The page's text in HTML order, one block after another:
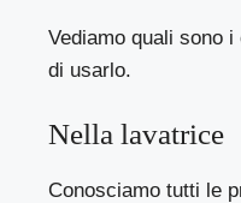
Vediamo quali sono
di usarlo.
Nella lavatrice
Conosciamo tutti le